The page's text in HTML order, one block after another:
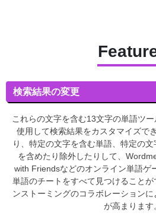
検索結果の変更
これらの文字を含む13文字の単語ツ
使用して検索結果をカスタマイズで
り、特定の文字を含む単語、特定の
を含めたり除外したりして、
with Friendsなどのオンライン単語ゲ
単語のチートをすべて見つけること
ンストーミングのコラボレーション
が高まります